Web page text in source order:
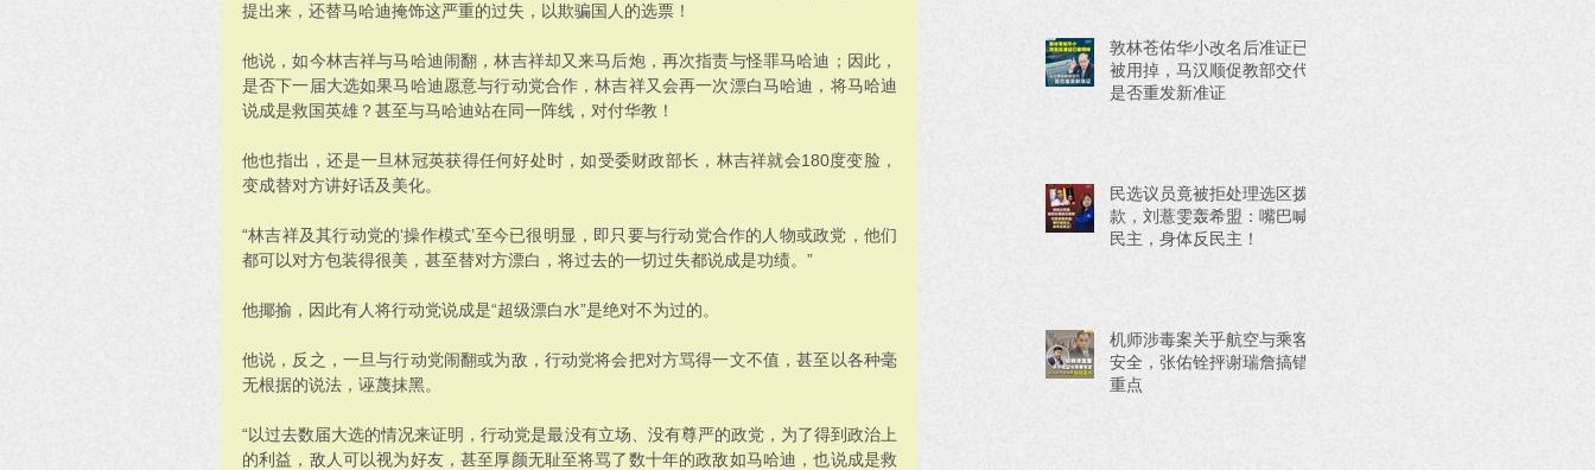
提出来，还替马哈迪掩饰这严重的过失，以欺骗国人的选票！
他说，如今林吉祥与马哈迪闹翻，林吉祥却又来马后炮，再次指责与怪罪马哈迪；因此，
是否下一届大选如果马哈迪愿意与行动党合作，林吉祥又会再一次漂白马哈迪，将马哈迪
说成是救国英雄？甚至与马哈迪站在同一阵线，对付华教！
他也指出，还是一旦林冠英获得任何好处时，如受委财政部长，林吉祥就会180度变脸，
变成替对方讲好话及美化。
“林吉祥及其行动党的‘操作模式’至今已很明显，即只要与行动党合作的人物或政党，他们
都可以对方包装得很美，甚至替对方漂白，将过去的一切过失都说成是功绩。”
他揶揄，因此有人将行动党说成是“超级漂白水”是绝对不为过的。
他说，反之，一旦与行动党闹翻或为敌，行动党将会把对方骂得一文不值，甚至以各种毫
无根据的说法，诬蔑抹黑。
“以过去数届大选的情况来证明，行动党是最没有立场、没有尊严的政党，为了得到政治上
的利益，敌人可以视为好友，甚至厚颜无耻至将骂了数十年的政敌如马哈迪，也说成是救
敦林苍佑华小改名后准证已
被用掉，马汉顺促教部交代
是否重发新准证
民选议员竟被拒处理选区拨
款，刘薏雯轰希盟：嘴巴喊
民主，身体反民主！
机师涉毒案关乎航空与乘客
安全，张佑铨抨谢瑞詹搞错
重点